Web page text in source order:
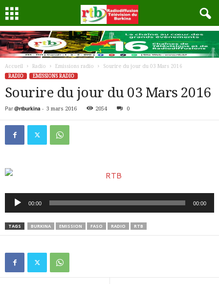
Accueil Radio Emissions radio
Sourire du jour du 03 Mars 2016
RADIO
EMISSIONS RADIO
Sourire du jour du 03 Mars 2016
Par @rtburkina - 3 mars 2016 2054 0
Lecteur
audio
00:00 00:00
TAGS BURKINA EMISSION FASO RADIO RTB